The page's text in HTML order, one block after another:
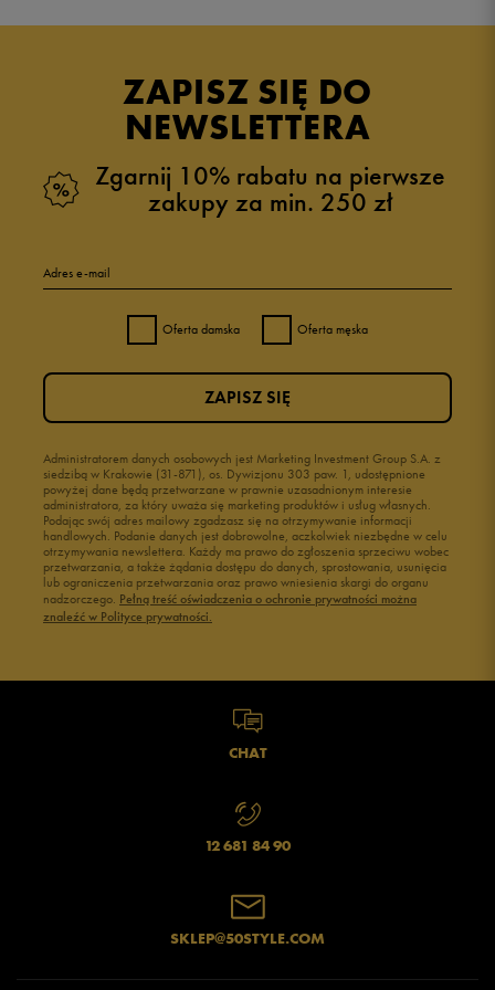
ZAPISZ SIĘ DO
NEWSLETTERA
Zgarnij 10% rabatu na pierwsze
zakupy za min. 250 zł
Adres e-mail
Oferta damska Oferta męska
Administratorem danych osobowych jest Marketing Investment Group S.A. z
siedzibą w Krakowie (31-871), os. Dywizjonu 303 paw. 1, udostępnione
powyżej dane będą przetwarzane w prawnie uzasadnionym interesie
administratora, za który uważa się marketing produktów i usług własnych.
Podając swój adres mailowy zgadzasz się na otrzymywanie informacji
handlowych. Podanie danych jest dobrowolne, aczkolwiek niezbędne w celu
otrzymywania newslettera. Każdy ma prawo do zgłoszenia sprzeciwu wobec
przetwarzania, a także żądania dostępu do danych, sprostowania, usunięcia
lub ograniczenia przetwarzania oraz prawo wniesienia skargi do organu
nadzorczego. Pełną treść oświadczenia o ochronie prywatności można
znaleźć w Polityce prywatności.
ZAPISZ SIĘ
CHAT
12 681 84 90
SKLEP@50STYLE.COM